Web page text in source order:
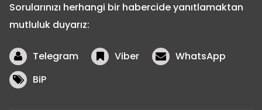
Sorularınızı herhangi bir habercide yanıtlamaktan
mutluluk duyarız:
Telegram Viber
WhatsApp
BiP